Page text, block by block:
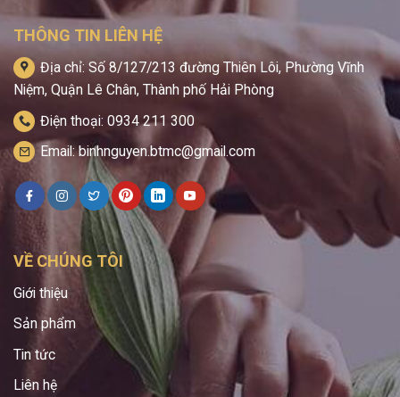
THÔNG TIN LIÊN HỆ
Địa chỉ: Số 8/127/213 đường Thiên Lôi, Phường Vĩnh
Niệm, Quận Lê Chân, Thành phố Hải Phòng
Điện thoại: 0934 211 300
Email: binhnguyen.btmc@gmail.com
VỀ CHÚNG TÔI
Giới thiệu
Sản phẩm
Tin tức
Liên hệ